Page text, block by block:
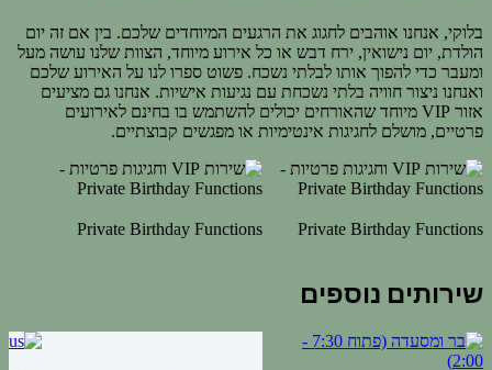
בלוקי, אנחנו אוהבים לחגוג את הרגעים המיוחדים שלכם. בין אם זה יום
הולדת, יום נישואין, ירח דבש או כל אירוע מיוחד, הצוות שלנו עושה מעל
ומעבר כדי להפוך אותו לבלתי נשכח. פשוט ספרו לנו על האירוע שלכם
ואנחנו ניצור חוויה בלתי נשכחת עם נגיעות אישיות. אנחנו גם מציעים
אזור VIP מיוחד שהאורחים יכולים להשתמש בו בחינם לאירועים
פרטיים, מושלם לחגיגות אינטימיות או מפגשים קבוצתיים.
Private Birthday Functions
Private Birthday Functions
שירותים נוספים